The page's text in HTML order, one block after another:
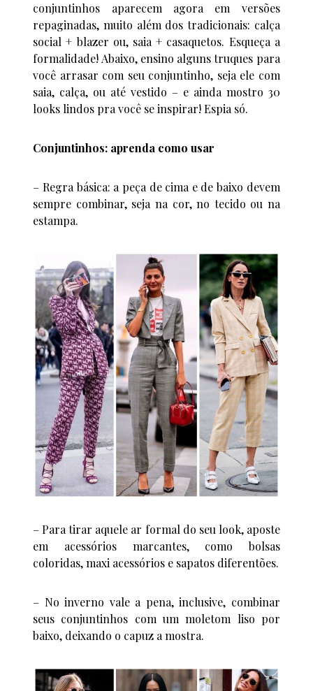
conjuntinhos aparecem agora em versões
repaginadas, muito além dos tradicionais: calça
social + blazer ou, saia + casaquetos. Esqueça a
formalidade! Abaixo, ensino alguns truques para
você arrasar com seu conjuntinho, seja ele com
saia, calça, ou até vestido – e ainda mostro 30
looks lindos pra você se inspirar! Espia só.
Conjuntinhos: aprenda como usar
– Regra básica: a peça de cima e de baixo devem
sempre combinar, seja na cor, no tecido ou na
estampa.
– Para tirar aquele ar formal do seu look, aposte
em acessórios marcantes, como bolsas
coloridas, maxi acessórios e sapatos diferentões.
– No inverno vale a pena, inclusive, combinar
seus conjuntinhos com um moletom liso por
baixo, deixando o capuz a mostra.